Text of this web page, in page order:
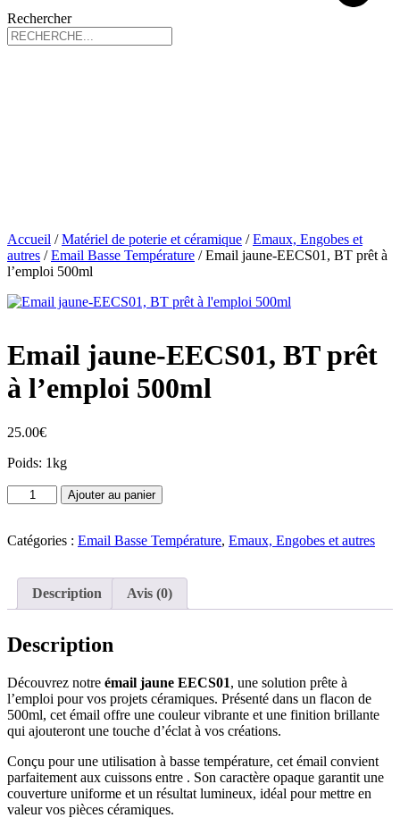
Rechercher
Accueil /Matériel de poterie et céramique /Emaux, Engobes et
autres /Email Basse Température / Email jaune-EECS01, BT prêt à
l’emploi 500ml
Email jaune-EECS01, BT prêt
à l’emploi 500ml
25.00€
Poids: 1kg
quantité
de
jaune-
500ml
Ajouter au panier
Catégories : Email Basse Température, Emaux, Engobes et autres
Description Avis (0)
Description
Découvrez notre émail jaune EECS01, une solution prête à
l’emploi pour vos projets céramiques. Présenté dans un flacon de
500ml, cet émail offre une couleur vibrante et une finition brillante
qui ajouteront une touche d’éclat à vos créations.
Conçu pour une utilisation à basse température, cet émail convient
parfaitement aux cuissons entre . Son caractère opaque garantit une
couverture uniforme et un résultat lumineux, idéal pour mettre en
valeur vos pièces céramiques.